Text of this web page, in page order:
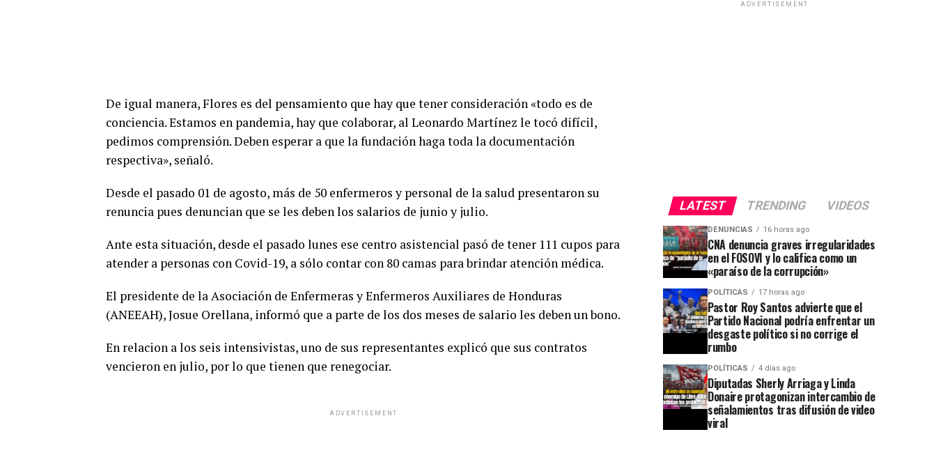
De igual manera, Flores es del pensamiento que hay que tener consideración «todo es de
conciencia. Estamos en pandemia, hay que colaborar, al Leonardo Martínez le tocó difícil,
pedimos comprensión. Deben esperar a que la fundación haga toda la documentación
respectiva», señaló.
Desde el pasado 01 de agosto, más de 50 enfermeros y personal de la salud presentaron su
renuncia pues denuncian que se les deben los salarios de junio y julio.
Ante esta situación, desde el pasado lunes ese centro asistencial pasó de tener 111 cupos para
atender a personas con Covid-19, a sólo contar con 80 camas para brindar atención médica.
El presidente de la Asociación de Enfermeras y Enfermeros Auxiliares de Honduras
(ANEEAH), Josue Orellana, informó que a parte de los dos meses de salario les deben un bono.
En relacion a los seis intensivistas, uno de sus representantes explicó que sus contratos
vencieron en julio, por lo que tienen que renegociar.
ADVERTISEMENT
ADVERTISEMENT
LATEST TRENDING VIDEOS
DENUNCIAS 16 horas ago
CNA denuncia graves irregularidades
en el FOSOVI y lo califica como un
«paraíso de la corrupción»
POLÍTICAS 17 horas ago
Pastor Roy Santos advierte que el
Partido Nacional podría enfrentar un
desgaste político si no corrige el
rumbo
POLÍTICAS 4 días ago
Diputadas Sherly Arriaga y Linda
Donaire protagonizan intercambio de
señalamientos tras difusión de video
viral